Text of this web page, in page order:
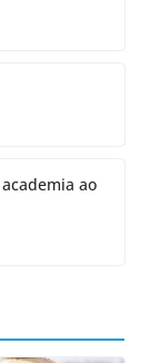
ao